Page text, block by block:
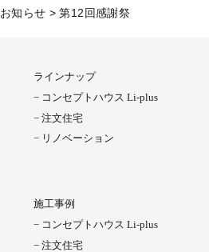
お知らせ >第12回感謝祭
ラインナップ
コンセプトハウス Li-plus
注文住宅
リノベーション
施工事例
コンセプトハウス Li-plus
注文住宅